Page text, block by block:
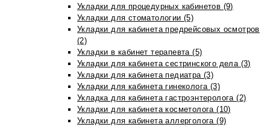
Укладки для процедурных кабинетов (9)
Укладки для стоматологии (5)
Укладки для кабинета предрейсовых осмотров
(2)
Укладки в кабинет терапевта (5)
Укладки для кабинета сестринского дела (3)
Укладки для кабинета педиатра (3)
Укладки для кабинета гинеколога (3)
Укладка для кабинета гастроэнтеролога (2)
Укладки для кабинета косметолога (10)
Укладки для кабинета аллерголога (9)